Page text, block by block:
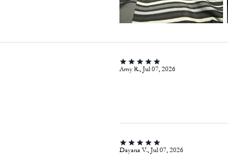
Amy R., Jul 07, 2026
Dayana V., Jul 07, 2026